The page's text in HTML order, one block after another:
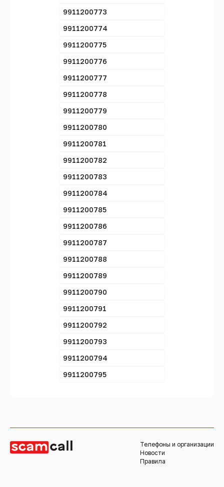
9911200773
9911200774
9911200775
9911200776
9911200777
9911200778
9911200779
9911200780
9911200781
9911200782
9911200783
9911200784
9911200785
9911200786
9911200787
9911200788
9911200789
9911200790
9911200791
9911200792
9911200793
9911200794
9911200795
Телефоны и организации
Новости
Правила